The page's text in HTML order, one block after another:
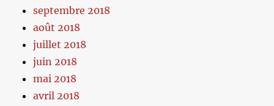
septembre 2018
août 2018
juillet 2018
juin 2018
mai 2018
avril 2018